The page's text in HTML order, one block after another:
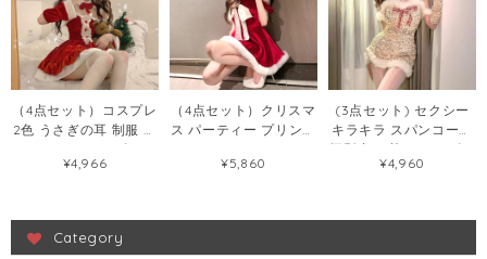
（4点セット）コスプレ
2色 うさぎの耳 制服 尾
クリスマス ワンピース
56458140
¥4,966
（4点セット）クリスマ
ス パーティー プリンセ
ダー ワンピース
¥5,860
(3点セット) セクシー
キラキラ スパンコール
摄影 切り替え ワンピー
ス126093141
¥4,960
Category